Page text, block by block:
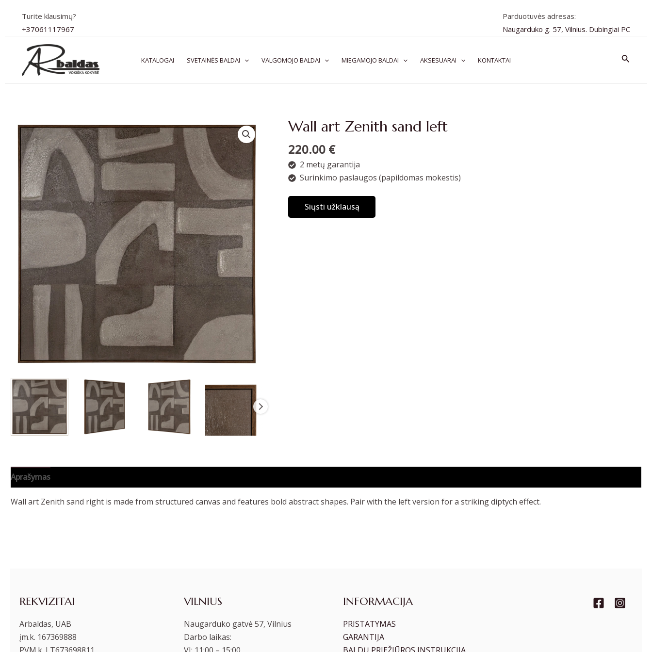
turinio
Turite klausimų?
+37061117967
Parduotuvės adresas:
Naugarduko g. 57, Vilnius. Dubingiai PC
KATALOGAI SVETAINĖS BALDAI VALGOMOJO BALDAI MIEGAMOJO BALDAI AKSESUARAI KONTAKTAI Paieška
Wall art Zenith sand left
220.00 €
2 metų garantija
Surinkimo paslaugos (papildomas mokestis)
Siųsti užklausą
Aprašymas
Wall art Zenith sand right is made from structured canvas and features bold abstract shapes. Pair with the left version for a striking diptych effect.
REKVIZITAI
Arbaldas, UAB
įm.k. 167369888
VILNIUS
Naugarduko gatvė 57, Vilnius
Darbo laikas:
INFORMACIJA
PRISTATYMAS
GARANTIJA